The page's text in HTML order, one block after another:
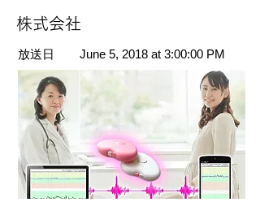
株式会社
​放送日 June 5, 2018 at 3:00:00 PM